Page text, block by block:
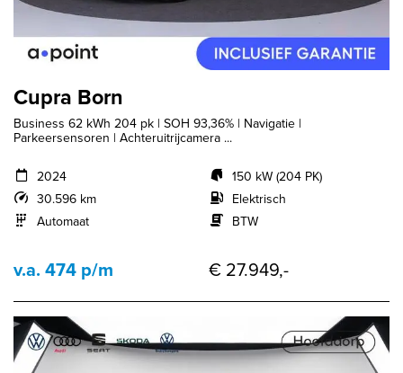
Cupra Born
Business 62 kWh 204 pk | SOH 93,36% | Navigatie |
Parkeersensoren | Achteruitrijcamera ...
2024
30.596 km
Automaat
150 kW (204 PK)
Elektrisch
BTW
v.a. 474 p/m € 27.949,-